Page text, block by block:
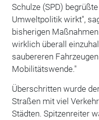
Schulze (SPD)
Umweltpolitik wirkt",
bisherigen
wirklich überall
saubereren
Mobilitätswende."
Überschritten wurde
Straßen mit viel
Städten. Spitzenreiter